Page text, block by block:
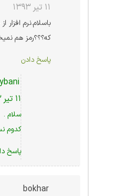
۱۱ تیر ۱۳۹۳
باسلام.نرم
که؟؟؟رمز هم
پاسخ دادن
۱۱ تیر ۱۳۹۳
سلام .
کدوم
پاسخ
bokhar